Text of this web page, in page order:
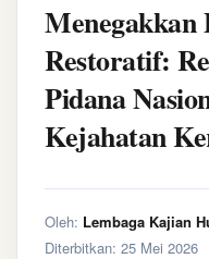
Menegakkan
Restoratif:
Pidana
Kejahatan
Oleh: Lembaga Kajian
Diterbitkan: 25 Mei 2026